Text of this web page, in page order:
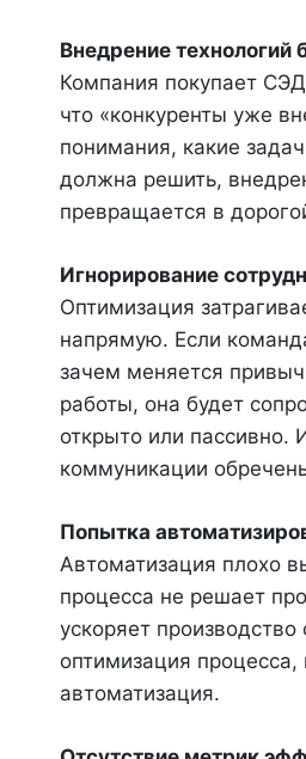
Внедрение технологий
Компания покупает
что «конкуренты уже
понимания, какие
должна решить,
превращается в
Игнорирование
Оптимизация
напрямую. Если
зачем меняется
работы, она будет
открыто или пассивно.
коммуникации
Попытка
Автоматизация плохо
процесса не решает
ускоряет
оптимизация процесса,
автоматизация.